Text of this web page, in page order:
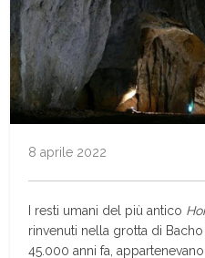
8 aprile 2022
I resti umani del più antico
rinvenuti nella grotta di
45.000 anni fa,